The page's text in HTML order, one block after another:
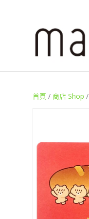
首頁 /商店 Shop